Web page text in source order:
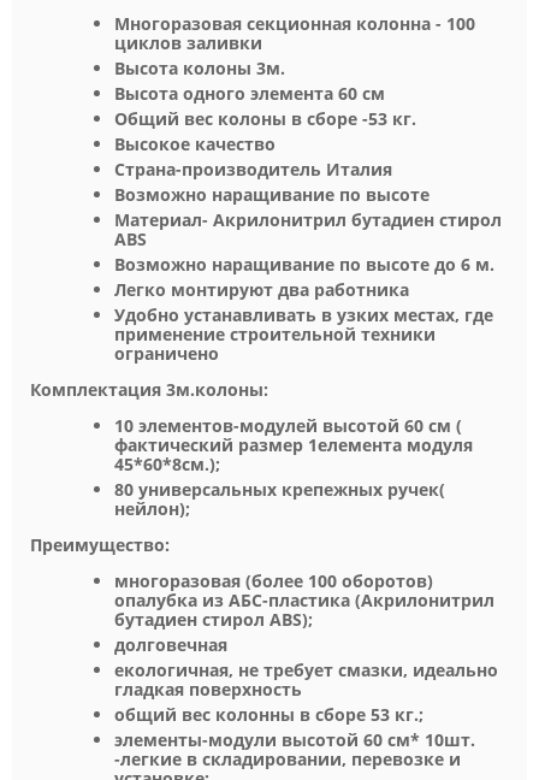
Многоразовая секционная колонна - 100
циклов заливки
Высота колоны 3м.
Высота одного элемента 60 см
Общий вес колоны в сборе -53 кг.
Высокое качество
Страна-производитель Италия
Возможно наращивание по высоте
Материал- Акрилонитрил бутадиен стирол
ABS
Возможно наращивание по высоте до 6 м.
Легко монтируют два работника
Удобно устанавливать в узких местах, где
применение строительной техники
ограничено
Комплектация 3м.колоны:
10 элементов-модулей высотой 60 см (
фактический размер 1елемента модуля
45*60*8см.);
80 универсальных крепежных ручек(
нейлон);
Преимущество:
многоразовая (более 100 оборотов)
опалубка из АБС-пластика (Акрилонитрил
бутадиен стирол ABS);
долговечная
екологичная, не требует смазки, идеально
гладкая поверхность
общий вес колонны в сборе 53 кг.;
элементы-модули высотой 60 см* 10шт.
-легкие в складировании, перевозке и